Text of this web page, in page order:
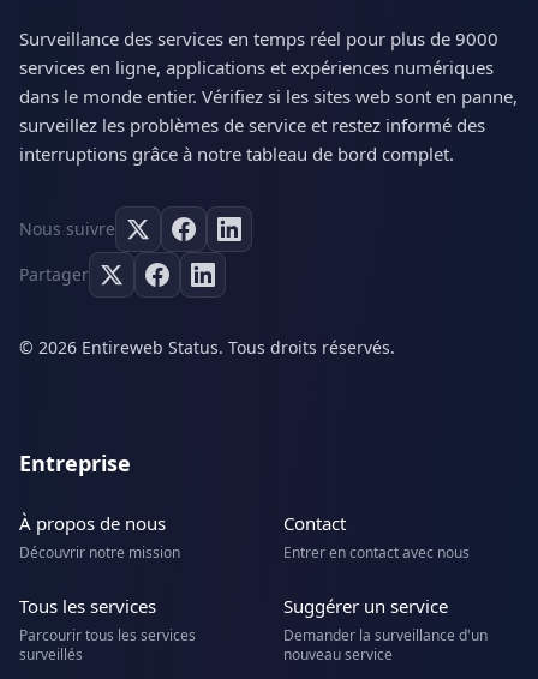
Surveillance des services en temps réel pour plus de 9000
services en ligne, applications et expériences numériques
dans le monde entier. Vérifiez si les sites web sont en panne,
surveillez les problèmes de service et restez informé des
interruptions grâce à notre tableau de bord complet.
Nous suivre
Partager
© 2026 Entireweb Status. Tous droits réservés.
Entreprise
À propos de nous
Découvrir notre mission
Contact
Entrer en contact avec nous
Tous les services
Parcourir tous les services
surveillés
Suggérer un service
Demander la surveillance d'un
nouveau service